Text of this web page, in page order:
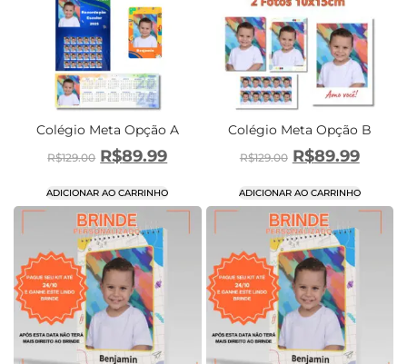
Colégio Meta Opção A
R$129.00 R$89.99
ADICIONAR AO CARRINHO
Colégio Meta Opção B
R$129.00 R$89.99
ADICIONAR AO CARRINHO